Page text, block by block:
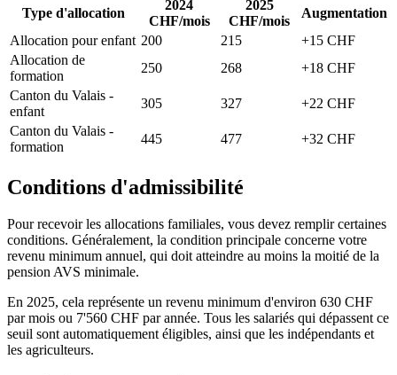
Type d'allocation
2024
CHF/mois
2025
CHF/mois
Augmentation
Allocation pour enfant 200 215
+15 CHF
Allocation de
formation
250 268
+18 CHF
Canton du Valais -
enfant
305 327
+22 CHF
Canton du Valais -
formation
445 477 +32 CHF
Conditions d'admissibilité
Pour recevoir les allocations familiales, vous devez remplir certaines
conditions. Généralement, la condition principale concerne votre
revenu minimum annuel, qui doit atteindre au moins la moitié de la
pension AVS minimale.
En 2025, cela représente un revenu minimum d'environ 630 CHF
par mois ou 7'560 CHF par année. Tous les salariés qui dépassent ce
seuil sont automatiquement éligibles, ainsi que les indépendants et
les agriculteurs.